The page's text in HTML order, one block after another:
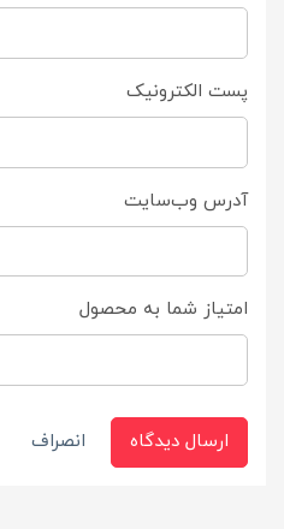
پست الکترونیک
آدرس وب‌سایت
امتیاز شما به محصول
ارسال دیدگاه انصراف